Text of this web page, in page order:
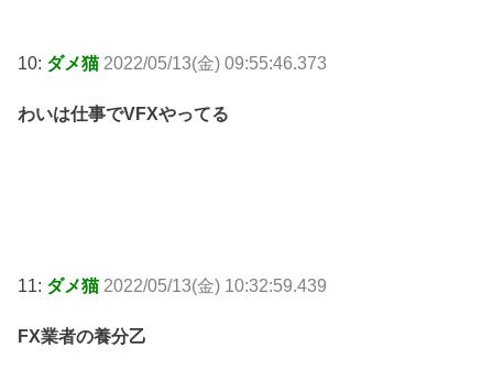
10: ダメ猫 2022/05/13(金) 09:55:46.373
わいは仕事でVFXやってる
11: ダメ猫 2022/05/13(金) 10:32:59.439
FX業者の養分乙